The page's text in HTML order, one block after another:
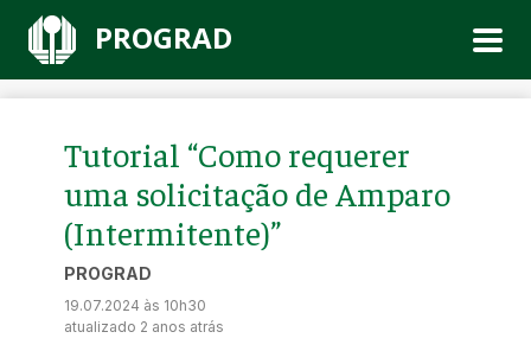
PROGRAD
Tutorial “Como requerer
uma solicitação de Amparo
(Intermitente)”
PROGRAD
19.07.2024 às 10h30
atualizado 2 anos atrás